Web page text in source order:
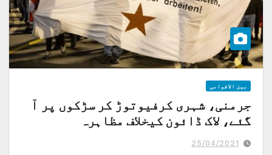
بین الاقوامی
جرمنی، شہری کرفیوتوڑ کر سڑکوں پر آ
گئے، لاک ڈائون کیخلاف مظاہرہ
25/04/2021